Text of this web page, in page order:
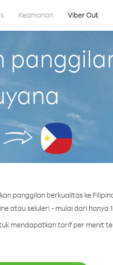
Keamanan Viber Out
panggilan berkualitas ke
atau seluler! - mulai dari hanya
mendapatkan tarif per menit